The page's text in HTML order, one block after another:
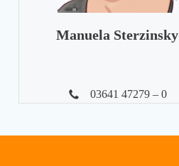
Manuela Sterzinsky
03641 47279 – 0